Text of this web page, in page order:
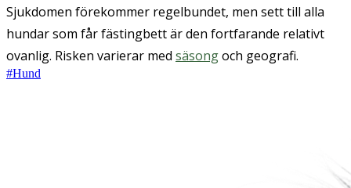
Sjukdomen förekommer regelbundet, men sett till alla
hundar som får fästingbett är den fortfarande relativt
ovanlig. Risken varierar med säsongoch geografi.
#Hund